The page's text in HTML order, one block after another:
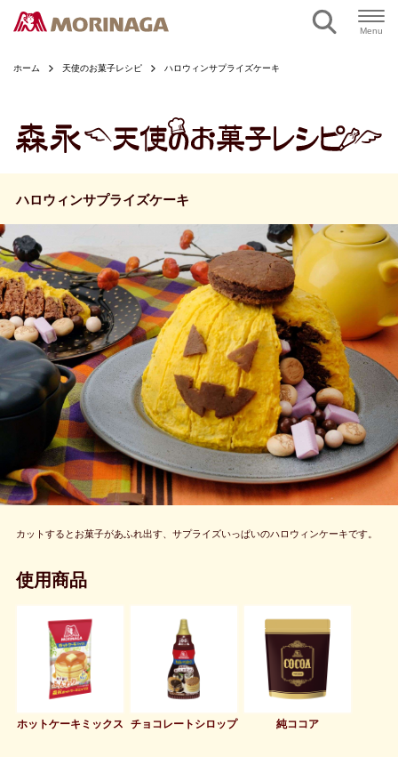
Menu
ホーム 天使のお菓子レシピ ハロウィンサプライズケーキ
ハロウィンサプライズケーキ
カットするとお菓子があふれ出す、サプライズいっぱいのハロウィンケーキです。
使用商品
ホットケーキミックス チョコレートシロップ 純ココア